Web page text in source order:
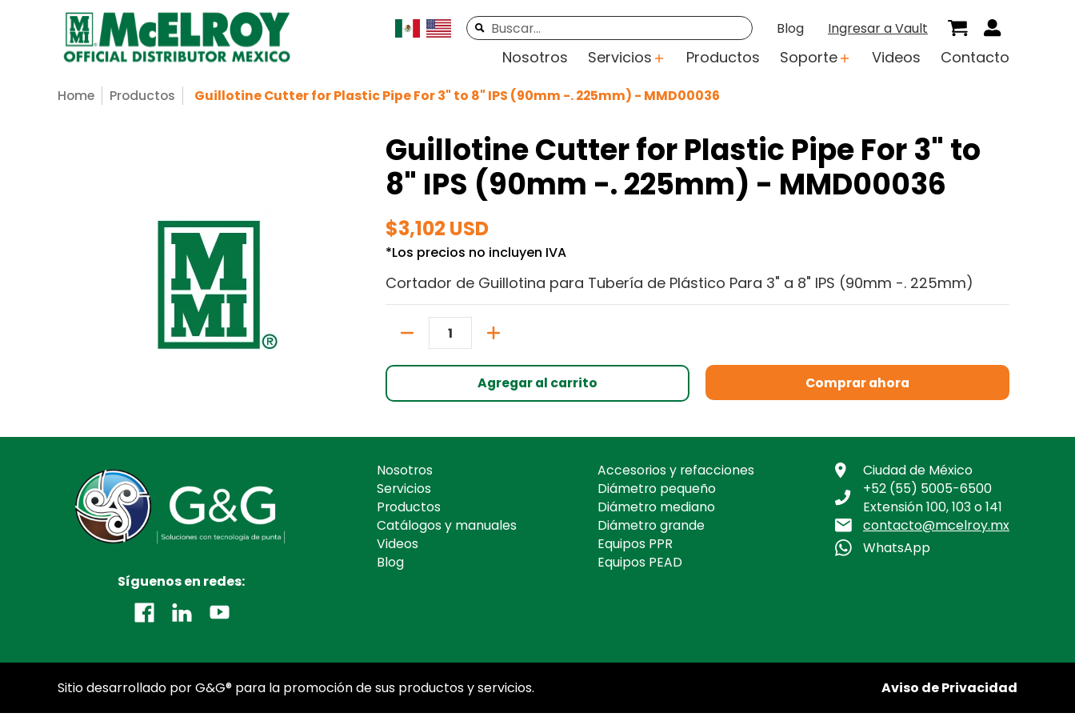
Saltar al contenido principal
Nosotros Servicios Productos
Buscar... Blog Ingresar a Vault
Nosotros Servicios Productos Soporte Videos Contacto
Home Productos Guillotine Cutter for Plastic Pipe For 3" to 8" IPS (90mm -. 225mm) - MMD00036
Guillotine Cutter for Plastic Pipe For 3" to
8" IPS (90mm -. 225mm) - MMD00036
$3,102 USD
*Los precios no incluyen IVA
Cortador de Guillotina para Tubería de Plástico Para 3" a 8" IPS (90mm -. 225mm)
Agregar al carrito Comprar ahora
Síguenos en redes:
Nosotros
Servicios
Productos
Catálogos y manuales
Videos
Blog
Accesorios y refacciones
Diámetro pequeño
Diámetro mediano
Diámetro grande
Equipos PPR
Equipos PEAD
Ciudad de México
+52 (55) 5005-6500
Extensión 100, 103 o 141
contacto@mcelroy.mx
WhatsApp
Sitio desarrollado por G&G® para la promoción de sus productos y servicios. Aviso de Privacidad